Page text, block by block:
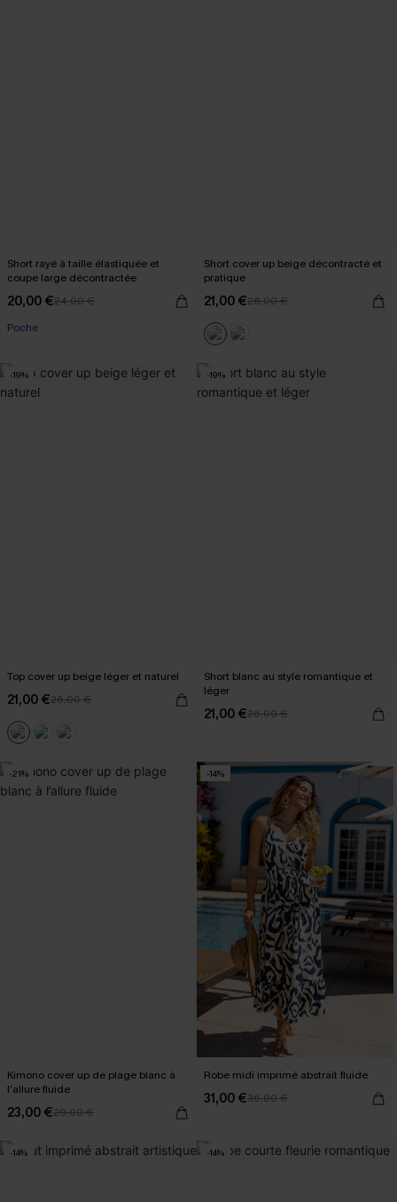
Short rayé à taille élastiquée et
coupe large décontractée
20,00 €24,00 €
Poche
Short cover up beige décontracté et
pratique
21,00 €26,00 €
-19%
Top cover up beige léger et naturel
21,00 €26,00 €
-19%
Short blanc au style romantique et
léger
21,00 €26,00 €
-21%
Kimono cover up de plage blanc à
l’allure fluide
23,00 €29,00 €
-14%
Robe midi imprimé abstrait fluide
31,00 €36,00 €
-14% -14%